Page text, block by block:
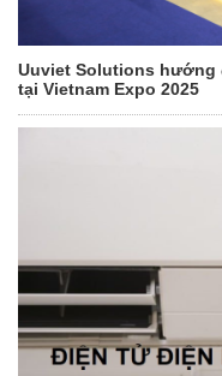
Uuviet Solutions hướng
tại Vietnam Expo 2025